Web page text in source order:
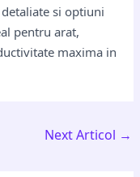
si optiuni
pentru arat,
maxima in
Next Articol →